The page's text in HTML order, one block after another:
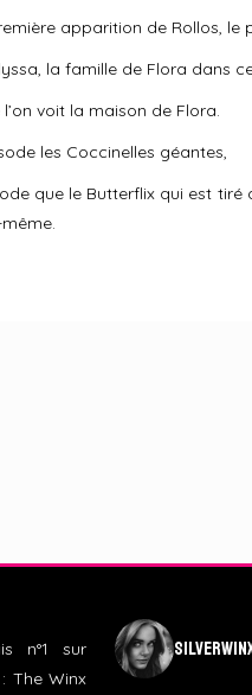
apparition de Rollos, le
la famille de Flora dans
voit la maison de Flora.
les Coccinelles géantes,
que le Butterflix qui est tiré
n°1 sur
The Winx